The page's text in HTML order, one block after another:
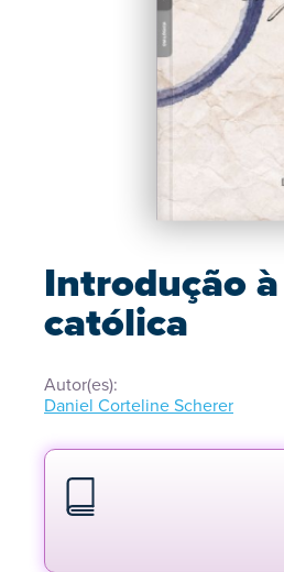
Introdução
católica
Autor(es):
Daniel Corteline Scherer